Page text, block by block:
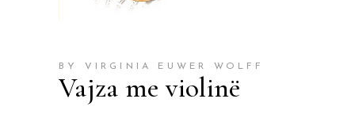
BY VIRGINIA EUWER WOLFF
Vajza me violinë